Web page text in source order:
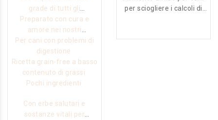
grade di tutti gli
ingredienti
Preparato con cura e
amore nei nostri
stabilimenti
Per cani con problemi di
digestione
Ricetta grain-free a basso
contenuto di grassi
Pochi ingredienti
Con erbe salutari e
sostanze vitali per
per sciogliere i calcoli di
calcoli, 100% qualità